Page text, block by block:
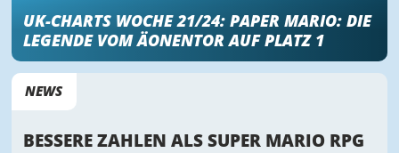
UK-CHARTS WOCHE 21/24: PAPER MARIO: DIE
LEGENDE VOM ÄONENTOR AUF PLATZ 1
NEWS
BESSERE ZAHLEN ALS SUPER MARIO RPG